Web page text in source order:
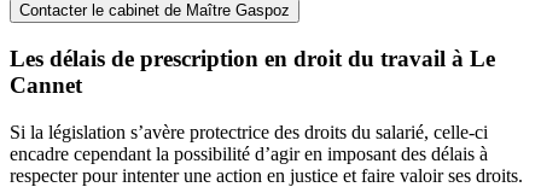
Contacter le cabinet de Maître Gaspoz
Les délais de prescription en droit du travail à Le
Cannet
Si la législation s’avère protectrice des droits du salarié, celle-ci
encadre cependant la possibilité d’agir en imposant des délais à
respecter pour intenter une action en justice et faire valoir ses droits.